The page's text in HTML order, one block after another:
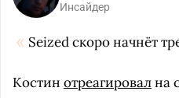
Инсайдер
Seized скоро начнёт
Костин отреагировална